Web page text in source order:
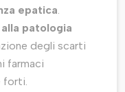
epatica.
patologia
degli scarti
farmaci
forti.